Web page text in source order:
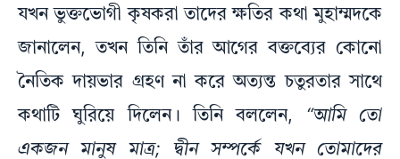
যখন ভুক্তভোগী কৃষকরা তাদের ক্ষতির কথা মুহাম্মদকে
জানালেন, তখন তিনি তাঁর আগের বক্তব্যের কোনো
নৈতিক দায়ভার গ্রহণ না করে অত্যন্ত চতুরতার সাথে
কথাটি ঘুরিয়ে দিলেন। তিনি বললেন, “আমি তো
একজন মানুষ মাত্র; দ্বীন সম্পর্কে যখন তোমাদের